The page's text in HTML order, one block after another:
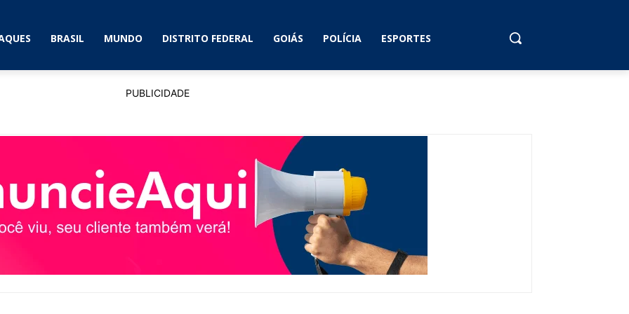
BRASIL MUNDO DISTRITO FEDERAL GOIÁS POLÍCIA ESPORTES
PUBLICIDADE